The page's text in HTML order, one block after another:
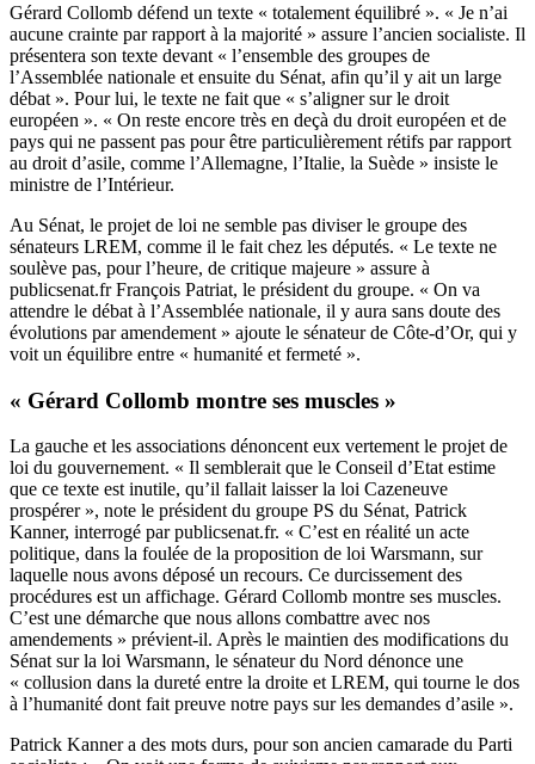
Gérard Collomb défend un texte « totalement équilibré ». « Je n’ai
aucune crainte par rapport à la majorité » assure l’ancien socialiste. Il
présentera son texte devant « l’ensemble des groupes de
l’Assemblée nationale et ensuite du Sénat, afin qu’il y ait un large
débat ». Pour lui, le texte ne fait que « s’aligner sur le droit
européen ». « On reste encore très en deçà du droit européen et de
pays qui ne passent pas pour être particulièrement rétifs par rapport
au droit d’asile, comme l’Allemagne, l’Italie, la Suède » insiste le
ministre de l’Intérieur.
Au Sénat, le projet de loi ne semble pas diviser le groupe des
sénateurs LREM, comme il le fait chez les députés. « Le texte ne
soulève pas, pour l’heure, de critique majeure » assure à
publicsenat.fr François Patriat, le président du groupe. « On va
attendre le débat à l’Assemblée nationale, il y aura sans doute des
évolutions par amendement » ajoute le sénateur de Côte-d’Or, qui y
voit un équilibre entre « humanité et fermeté ».
« Gérard Collomb montre ses muscles »
La gauche et les associations dénoncent eux vertement le projet de
loi du gouvernement. « Il semblerait que le Conseil d’Etat estime
que ce texte est inutile, qu’il fallait laisser la loi Cazeneuve
prospérer », note le président du groupe PS du Sénat, Patrick
Kanner, interrogé par publicsenat.fr. « C’est en réalité un acte
politique, dans la foulée de la proposition de loi Warsmann, sur
laquelle nous avons déposé un recours. Ce durcissement des
procédures est un affichage. Gérard Collomb montre ses muscles.
C’est une démarche que nous allons combattre avec nos
amendements » prévient-il. Après le maintien des modifications du
Sénat sur la loi Warsmann, le sénateur du Nord dénonce une
« collusion dans la dureté entre la droite et LREM, qui tourne le dos
à l’humanité dont fait preuve notre pays sur les demandes d’asile ».
Patrick Kanner a des mots durs, pour son ancien camarade du Parti